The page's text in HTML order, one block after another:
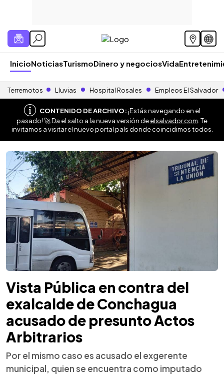
InicioNoticiasTurismoDinero y negociosVida
Terremotos Lluvias Hospital Rosales Empleos El Salvador
CONTENIDO DE ARCHIVO:¡Estás navegando en el
pasado! 🚀 Da el salto a la nueva versión deelsalvador.com . Te
invitamos a visitar el nuevo portal país donde coincidimos todos.
Vista Pública en contra del
exalcalde de Conchagua
acusado de presunto Actos
Arbitrarios
Por el mismo caso es acusado el exgerente
municipal, quien se encuentra como imputado